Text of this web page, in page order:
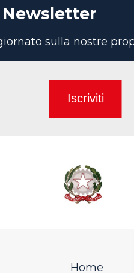
sulla nostre
Iscriviti
Home